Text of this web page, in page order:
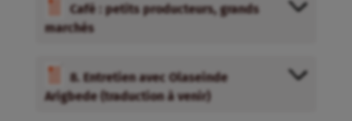
Café : petits producteurs, grands
marchés
8. Entretien avec Olaseinde
Arigbede (traduction à venir)